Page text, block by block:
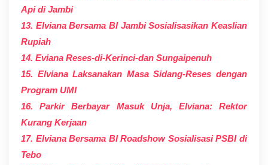
Api di Jambi
13. Elviana Bersama BI Jambi Sosialisasikan Keaslian
Rupiah
14. Eviana Reses-di-Kerinci-dan Sungaipenuh
15. Elviana Laksanakan Masa Sidang-Reses dengan
Program UMI
16. Parkir Berbayar Masuk Unja, Elviana: Rektor
Kurang Kerjaan
17. Elviana Bersama BI Roadshow Sosialisasi PSBI di
Tebo